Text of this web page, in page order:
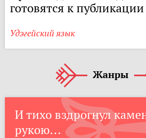
готовятся к публикации
Удэгейский язык
Жанры
И тихо вздрогнул
рукою...